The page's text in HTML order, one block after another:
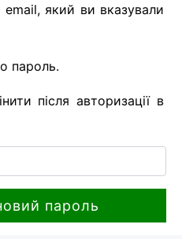
який ви вказували
пароль.
після авторизації в
пароль